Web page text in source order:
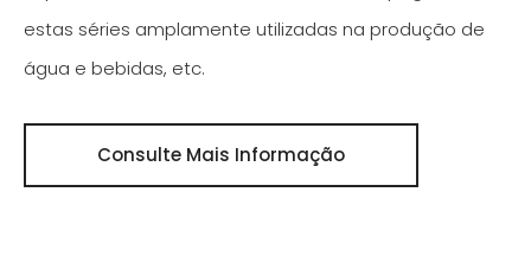
estas séries amplamente utilizadas na produção de
água e bebidas, etc.
Consulte Mais Informação